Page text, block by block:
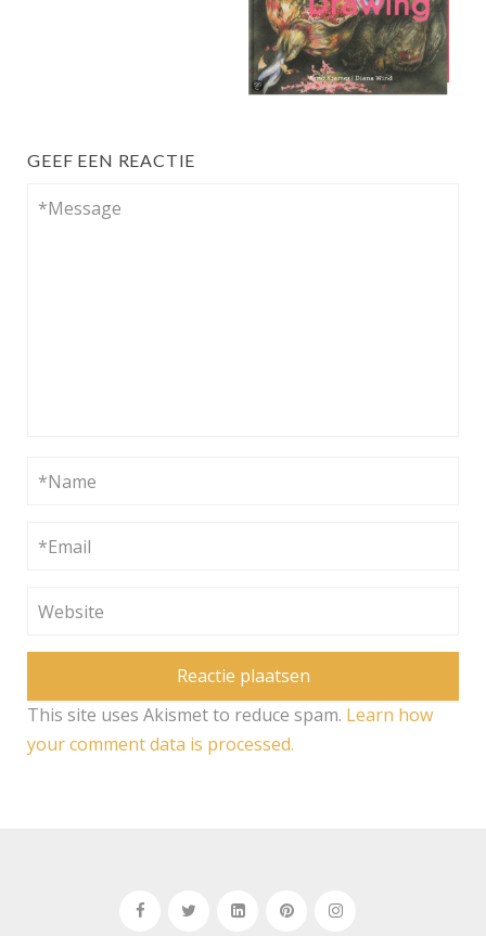
GEEF EEN REACTIE
This site uses Akismet to reduce spam. Learn how
your comment data is processed.